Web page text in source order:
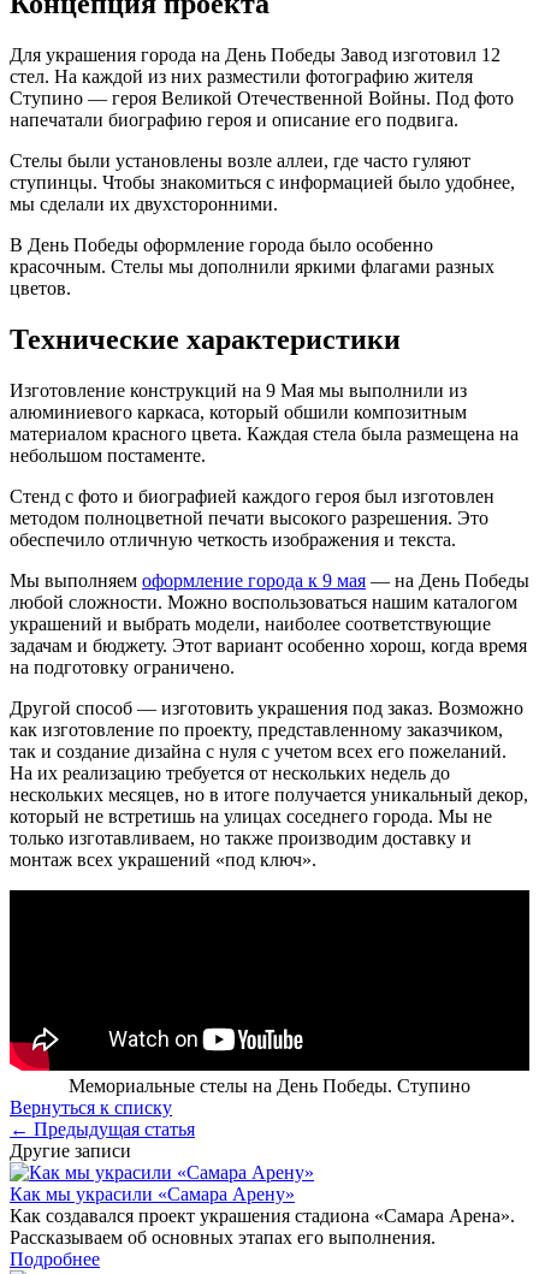
Для украшения города на День Победы Завод изготовил 12
стел. На каждой из них разместили фотографию жителя
Ступино — героя Великой Отечественной Войны. Под фото
напечатали биографию героя и описание его подвига.
Стелы были установлены возле аллеи, где часто гуляют
ступинцы. Чтобы знакомиться с информацией было удобнее,
мы сделали их двухсторонними.
В День Победы оформление города было особенно
красочным. Стелы мы дополнили яркими флагами разных
цветов.
Технические характеристики
Изготовление конструкций на 9 Мая мы выполнили из
алюминиевого каркаса, который обшили композитным
материалом красного цвета. Каждая стела была размещена на
небольшом постаменте.
Стенд с фото и биографией каждого героя был изготовлен
методом полноцветной печати высокого разрешения. Это
обеспечило отличную четкость изображения и текста.
Мы выполняем оформление города к 9 мая — на День Победы
любой сложности. Можно воспользоваться нашим каталогом
украшений и выбрать модели, наиболее соответствующие
задачам и бюджету. Этот вариант особенно хорош, когда время
на подготовку ограничено.
Другой способ — изготовить украшения под заказ. Возможно
как изготовление по проекту, представленному заказчиком,
так и создание дизайна с нуля с учетом всех его пожеланий.
На их реализацию требуется от нескольких недель до
нескольких месяцев, но в итоге получается уникальный декор,
который не встретишь на улицах соседнего города. Мы не
только изготавливаем, но также производим доставку и
монтаж всех украшений «под ключ».
Мемориальные стелы на День Победы. Ступино
Вернуться к списку
← Предыдущая статья
Другие записи
Как мы украсили «Самара Арену»
Как создавался проект украшения стадиона «Самара Арена».
Рассказываем об основных этапах его выполнения.
Подробнее